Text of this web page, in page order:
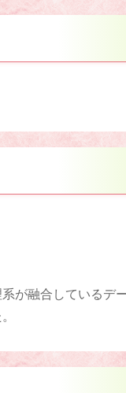
が融合しているデ